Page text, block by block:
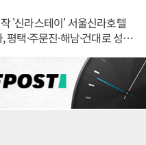
'신라스테이' 서울신라호텔
평택·주문진·해남·건대로 성